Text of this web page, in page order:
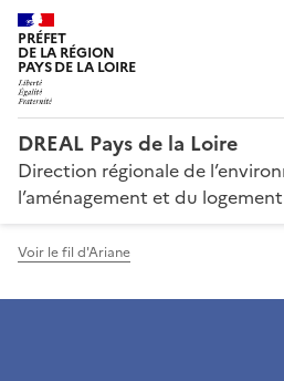
PRÉFET
DE LA RÉGION
PAYS DE LA LOIRE
DREAL Pays de la Loire
Direction régionale de
l’aménagement et du logement
Voir le fil d'Ariane